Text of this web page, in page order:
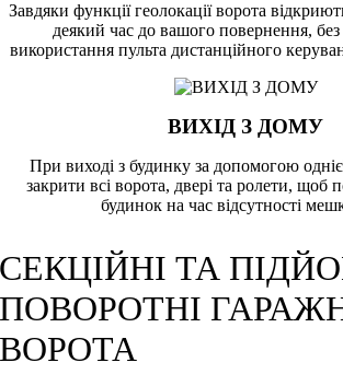
Завдяки функції геолокації ворота
деякий час до вашого повернення, без
використання пульта дистанційного
ВИХІД З ДОМУ
При виході з будинку за допомогою
закрити всі ворота, двері та ролети, щоб
будинок на час відсутності
СЕКЦІЙНІ ТА
ПОВОРОТНІ
ВОРОТА